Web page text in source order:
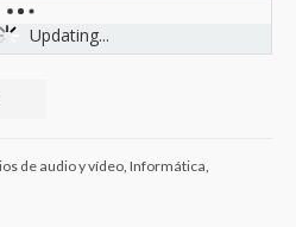
Updating...
de audio y vídeo, Informática,